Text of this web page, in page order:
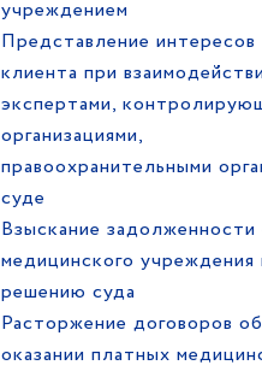
учреждением
Представление интересов
клиента при
экспертами,
организациями,
правоохранительными
суде
Взыскание задолженности
медицинского учреждения
решению суда
Расторжение договоров об
оказании платных